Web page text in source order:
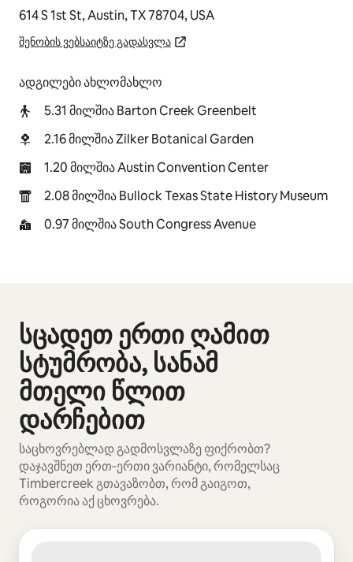
614 S 1st St, Austin, TX 78704, USA
შენობის ვებსაიტზე გადასვლა
ადგილები ახლომახლო
5.31 მილშია Barton Creek Greenbelt
2.16 მილშია Zilker Botanical Garden
1.20 მილშია Austin Convention Center
2.08 მილშია Bullock Texas State History Museum
0.97 მილშია South Congress Avenue
სცადეთ ერთი ღამით
სტუმრობა, სანამ
მთელი წლით
დარჩებით
საცხოვრებლად გადმოსვლაზე ფიქრობთ?
დაჯავშნეთ ერთ‑ერთი ვარიანტი, რომელსაც
Timbercreek გთავაზობთ, რომ გაიგოთ,
როგორია აქ ცხოვრება.
ნაჩვენებია 0‑დან 0 ერთეული